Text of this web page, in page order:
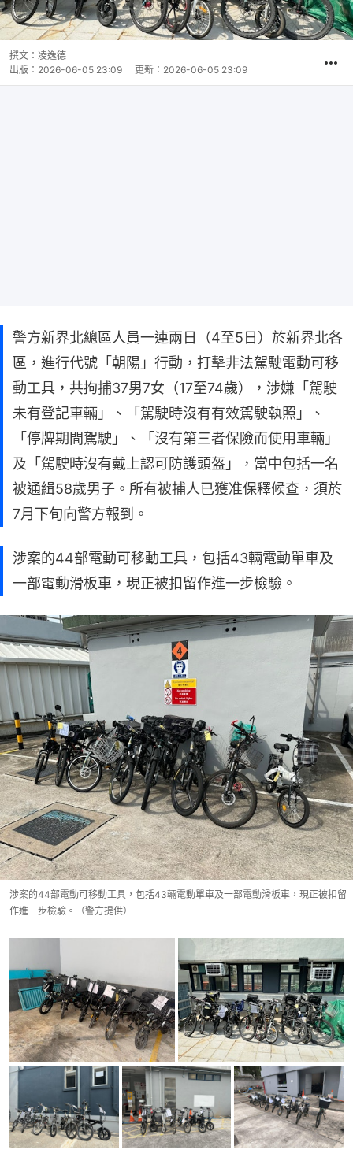
撰文： 凌逸德
出版： 2026-06-05 23:09 更新： 2026-06-05 23:09
警方新界北總區人員一連兩日（4至5日）於新界北各
區，進行代號「朝陽」行動，打擊非法駕駛電動可移
動工具，共拘捕37男7女（17至74歲），涉嫌「駕駛
未有登記車輛」、「駕駛時沒有有效駕駛執照」、
「停牌期間駕駛」、「沒有第三者保險而使用車輛」
及「駕駛時沒有戴上認可防護頭盔」，當中包括一名
被通緝58歲男子。所有被捕人已獲准保釋候查，須於
7月下旬向警方報到。
涉案的44部電動可移動工具，包括43輛電動單車及
一部電動滑板車，現正被扣留作進一步檢驗。
涉案的44部電動可移動工具，包括43輛電動單車及一部電動滑板車，現正被扣留
作進一步檢驗。（警方提供）